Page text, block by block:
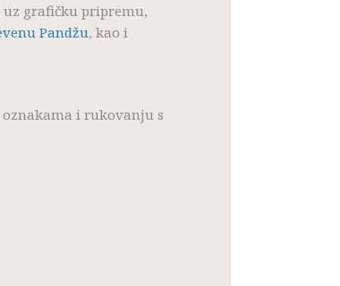
uz grafičku pripremu,
Pandžu, kao i
i rukovanju s